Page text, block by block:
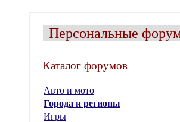
Персональные
Каталог форумов
Авто и мото
Города и регионы
Игры